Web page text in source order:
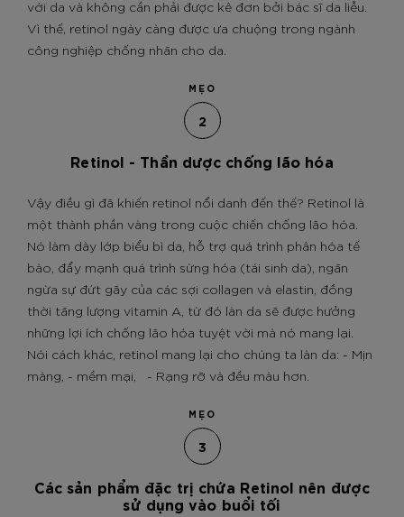
với da và không cần phải được kê đơn bởi bác sĩ da liễu.
Vì thế, retinol ngày càng được ưa chuộng trong ngành
công nghiệp chống nhăn cho da.
MẸO
2
Retinol - Thần dược chống lão hóa
Vậy điều gì đã khiến retinol nổi danh đến thế? Retinol là
một thành phần vàng trong cuộc chiến chống lão hóa.
Nó làm dày lớp biểu bì da, hỗ trợ quá trình phân hóa tế
bào, đẩy mạnh quá trình sừng hóa (tái sinh da), ngăn
ngừa sự đứt gãy của các sợi collagen và elastin, đồng
thời tăng lượng vitamin A, từ đó làn da sẽ được hưởng
những lợi ích chống lão hóa tuyệt vời mà nó mang lại.
Nói cách khác, retinol mang lại cho chúng ta làn da: - Mịn
màng, - mềm mại, - Rạng rỡ và đều màu hơn.
MẸO
3
Các sản phẩm đặc trị chứa Retinol nên được
sử dụng vào buổi tối